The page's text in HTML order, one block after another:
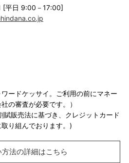
[平日 9:00－17:00]
ードケッサイ。ご利用の前にマネー
の審査が必要です。）
賦販売法に基づき、クレジットカード
り組んでおります。)
法の詳細はこちら